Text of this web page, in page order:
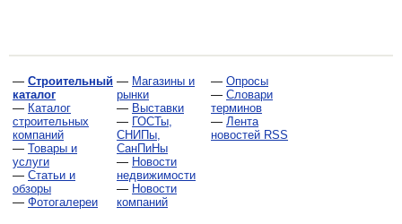
— Строительный
каталог
— Каталог
строительных
компаний
— Товары и
услуги
— Статьи и
обзоры
— Фотогалереи
— Магазины и
рынки
— Выставки
— ГОСТы,
СНИПы,
СанПиНы
— Новости
недвижимости
— Новости
компаний
— Опросы
— Словари
терминов
— Лента
новостей RSS